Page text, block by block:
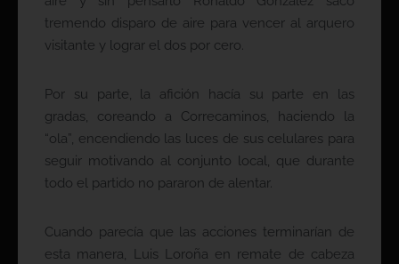
tremendo disparo de aire para vencer al arquero
visitante y lograr el dos por cero.
Por su parte, la afición hacía su parte en las
gradas, coreando a Correcaminos, haciendo la
“ola”, encendiendo las luces de sus celulares para
seguir motivando al conjunto local, que durante
todo el partido no pararon de alentar.
Cuando parecía que las acciones terminarían de
esta manera, Luis Loroña en remate de cabeza